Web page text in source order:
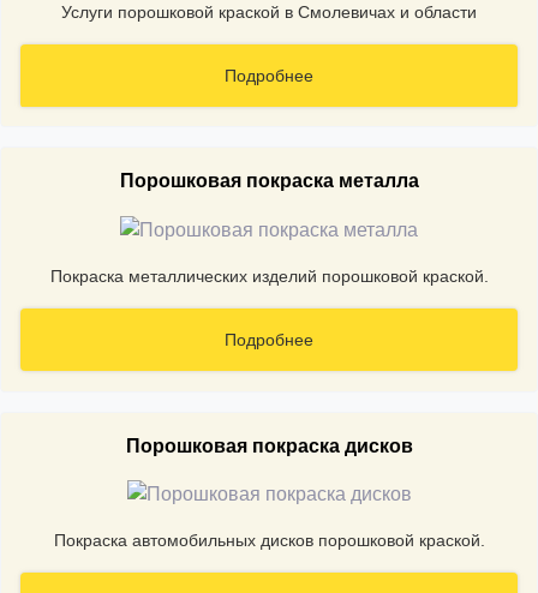
Услуги порошковой краской в Смолевичах и области
Подробнее
Порошковая покраска металла
Покраска металлических изделий порошковой краской.
Подробнее
Порошковая покраска дисков
Покраска автомобильных дисков порошковой краской.